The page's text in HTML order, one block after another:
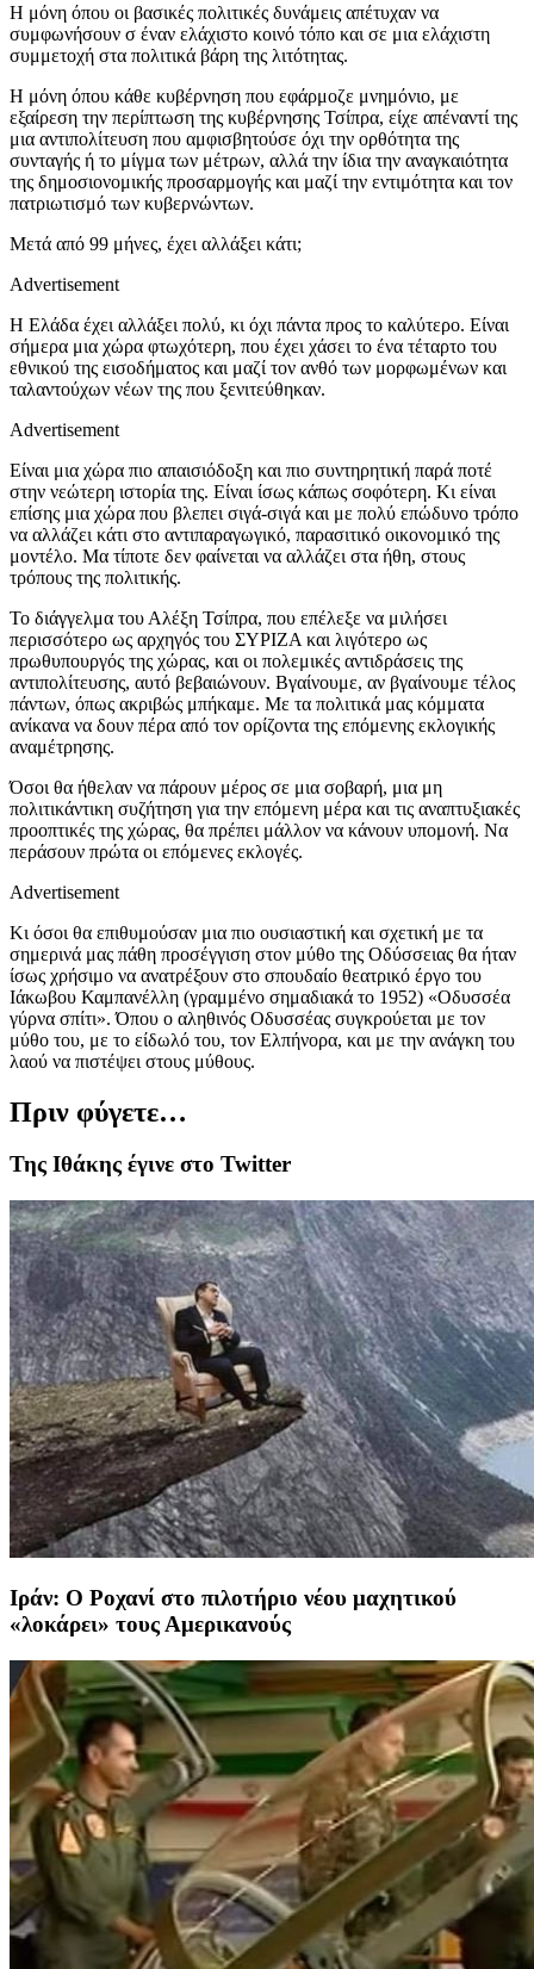
Η μόνη όπου οι βασικές πολιτικές δυνάμεις απέτυχαν να
συμφωνήσουν σ έναν ελάχιστο κοινό τόπο και σε μια ελάχιστη
συμμετοχή στα πολιτικά βάρη της λιτότητας.
Η μόνη όπου κάθε κυβέρνηση που εφάρμοζε μνημόνιο, με
εξαίρεση την περίπτωση της κυβέρνησης Τσίπρα, είχε απέναντί της
μια αντιπολίτευση που αμφισβητούσε όχι την ορθότητα της
συνταγής ή το μίγμα των μέτρων, αλλά την ίδια την αναγκαιότητα
της δημοσιονομικής προσαρμογής και μαζί την εντιμότητα και τον
πατριωτισμό των κυβερνώντων.
Μετά από 99 μήνες, έχει αλλάξει κάτι;
Advertisement
Η Ελάδα έχει αλλάξει πολύ, κι όχι πάντα προς το καλύτερο. Είναι
σήμερα μια χώρα φτωχότερη, που έχει χάσει το ένα τέταρτο του
εθνικού της εισοδήματος και μαζί τον ανθό των μορφωμένων και
ταλαντούχων νέων της που ξενιτεύθηκαν.
Advertisement
Είναι μια χώρα πιο απαισιόδοξη και πιο συντηρητική παρά ποτέ
στην νεώτερη ιστορία της. Είναι ίσως κάπως σοφότερη. Κι είναι
επίσης μια χώρα που βλεπει σιγά-σιγά και με πολύ επώδυνο τρόπο
να αλλάζει κάτι στο αντιπαραγωγικό, παρασιτικό οικονομικό της
μοντέλο. Μα τίποτε δεν φαίνεται να αλλάζει στα ήθη, στους
τρόπους της πολιτικής.
Το διάγγελμα του Αλέξη Τσίπρα, που επέλεξε να μιλήσει
περισσότερο ως αρχηγός του ΣΥΡΙΖΑ και λιγότερο ως
πρωθυπουργός της χώρας, και οι πολεμικές αντιδράσεις της
αντιπολίτευσης, αυτό βεβαιώνουν. Βγαίνουμε, αν βγαίνουμε τέλος
πάντων, όπως ακριβώς μπήκαμε. Με τα πολιτικά μας κόμματα
ανίκανα να δουν πέρα από τον ορίζοντα της επόμενης εκλογικής
αναμέτρησης.
Όσοι θα ήθελαν να πάρουν μέρος σε μια σοβαρή, μια μη
πολιτικάντικη συζήτηση για την επόμενη μέρα και τις αναπτυξιακές
προοπτικές της χώρας, θα πρέπει μάλλον να κάνουν υπομονή. Να
περάσουν πρώτα οι επόμενες εκλογές.
Advertisement
Κι όσοι θα επιθυμούσαν μια πιο ουσιαστική και σχετική με τα
σημερινά μας πάθη προσέγγιση στον μύθο της Οδύσσειας θα ήταν
ίσως χρήσιμο να ανατρέξουν στο σπουδαίο θεατρικό έργο του
Ιάκωβου Καμπανέλλη (γραμμένο σημαδιακά το 1952) «Οδυσσέα
γύρνα σπίτι». Όπου ο αληθινός Οδυσσέας συγκρούεται με τον
μύθο του, με το είδωλό του, τον Ελπήνορα, και με την ανάγκη του
λαού να πιστέψει στους μύθους.
Πριν φύγετε…
Της Ιθάκης έγινε στο Twitter
Ιράν: Ο Ροχανί στο πιλοτήριο νέου μαχητικού
«λοκάρει» τους Αμερικανούς